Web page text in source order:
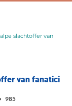
slachtoffer van
van fanatici
985